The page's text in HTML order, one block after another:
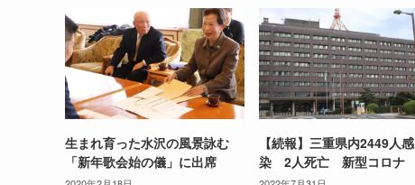
生まれ育った水沢の風景詠む
「新年歌会始の儀」に出席
【続報】三重県内2449人感
染 2人死亡 新型コロナ